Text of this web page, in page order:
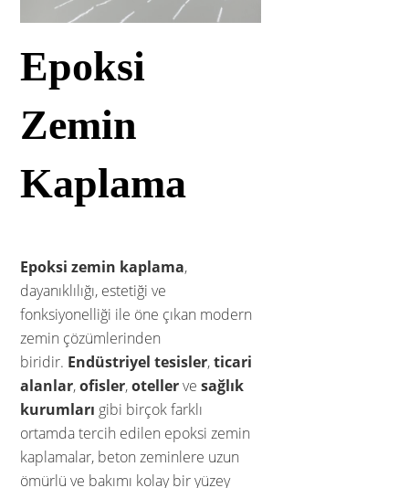
Epoksi
Zemin
Kaplama
Epoksi zemin kaplama,
dayanıklılığı, estetiği ve
fonksiyonelliği ile öne çıkan modern
zemin çözümlerinden
biridir. Endüstriyel tesisler,ticari
alanlar,ofisler,otellervesağlık
kurumları gibi birçok farklı
ortamda tercih edilen epoksi zemin
kaplamalar, beton zeminlere uzun
ömürlü ve bakımı kolay bir yüzey